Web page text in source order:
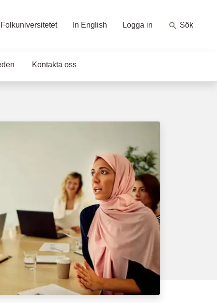
In English Logga in Sök
Kontakta oss